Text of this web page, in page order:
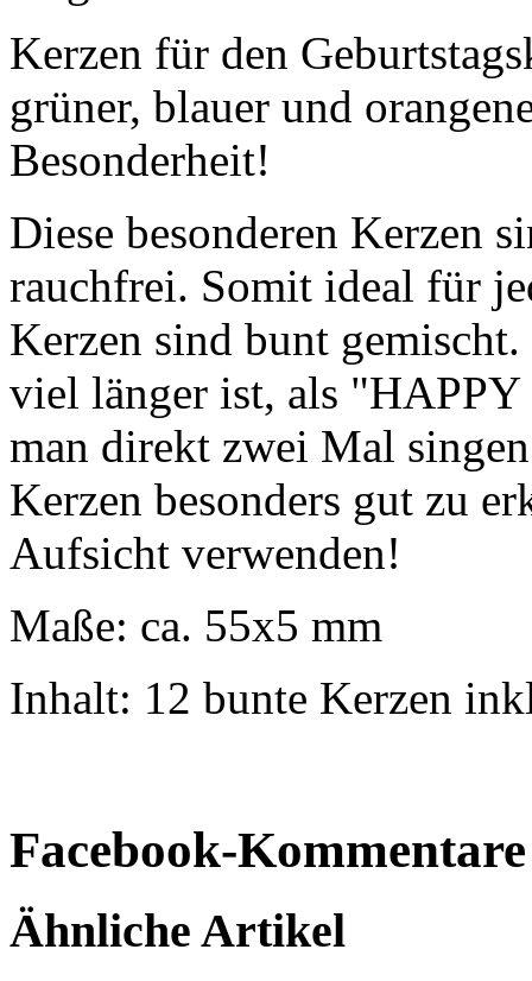
Kerzen für den
grüner, blauer und
Besonderheit!
Diese besonderen Kerzen
rauchfrei. Somit ideal für
Kerzen sind bunt
viel länger ist, als
man direkt zwei Mal
Kerzen besonders gut zu
Aufsicht verwenden!
Maße: ca. 55x5 mm
Inhalt: 12 bunte Kerzen
Facebook-Kommentare
Ähnliche Artikel